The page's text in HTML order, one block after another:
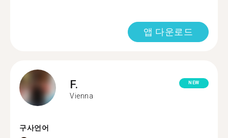
앱 다운로드
F.
Vienna
NEW
구사언어